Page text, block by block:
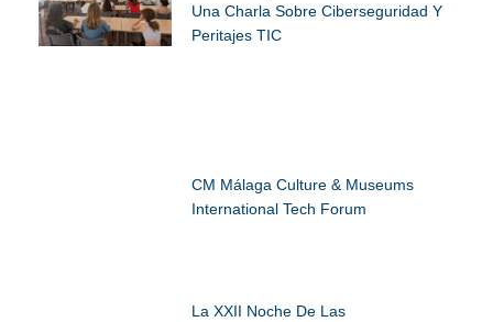
Una Charla Sobre Ciberseguridad Y
Peritajes TIC
CM Málaga Culture & Museums
International Tech Forum
La XXII Noche De Las